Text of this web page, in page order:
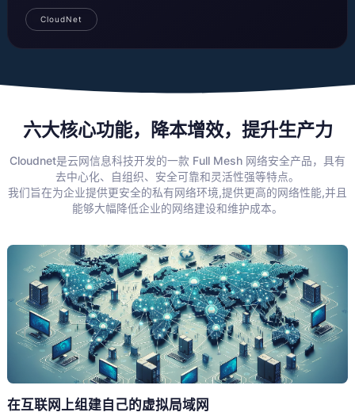
CloudNet
六大核心功能，降本增效，提升生产力
Cloudnet是云网信息科技开发的一款 Full Mesh 网络安全产品，具有
去中心化、自组织、安全可靠和灵活性强等特点。
我们旨在为企业提供更安全的私有网络环境,提供更高的网络性能,并且
能够大幅降低企业的网络建设和维护成本。
在互联网上组建自己的虚拟局域网